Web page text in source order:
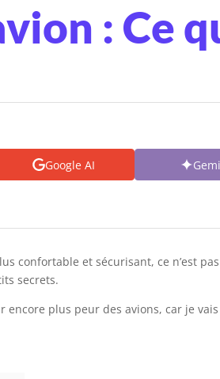
: Ce
Google AI
confortable et sécurisant, ce n’est
secrets.
encore plus peur des avions, car je